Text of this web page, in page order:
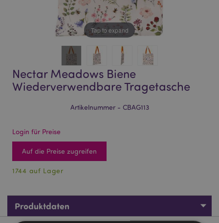
Tap to expand
Nectar Meadows Biene
Wiederverwendbare Tragetasche
Artikelnummer - CBAG113
Login für Preise
Auf die Preise zugreifen
1744 auf Lager
Produktdaten